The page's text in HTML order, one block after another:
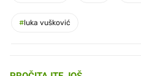
#luka vušković